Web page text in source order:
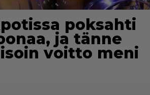
poksahti
ja tänne
voitto meni